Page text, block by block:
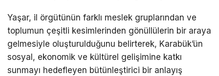
Yaşar, il örgütünün farklı meslek gruplarından ve
toplumun çeşitli kesimlerinden gönüllülerin bir araya
gelmesiyle oluşturulduğunu belirterek, Karabük’ün
sosyal, ekonomik ve kültürel gelişimine katkı
sunmayı hedefleyen bütünleştirici bir anlayış